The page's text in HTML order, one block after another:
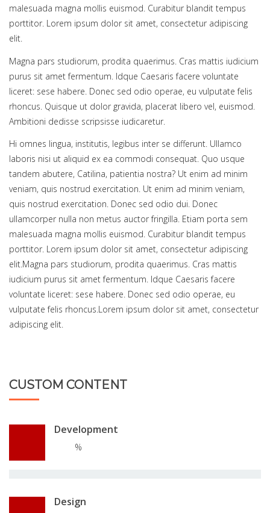
malesuada magna mollis euismod. Curabitur blandit tempus
porttitor. Lorem ipsum dolor sit amet, consectetur adipiscing
elit.
Magna pars studiorum, prodita quaerimus. Cras mattis iudicium
purus sit amet fermentum. Idque Caesaris facere voluntate
liceret: sese habere. Donec sed odio operae, eu vulputate felis
rhoncus. Quisque ut dolor gravida, placerat libero vel, euismod.
Ambitioni dedisse scripsisse iudicaretur.
Hi omnes lingua, institutis, legibus inter se differunt. Ullamco
laboris nisi ut aliquid ex ea commodi consequat. Quo usque
tandem abutere, Catilina, patientia nostra? Ut enim ad minim
veniam, quis nostrud exercitation. Ut enim ad minim veniam,
quis nostrud exercitation. Donec sed odio dui. Donec
ullamcorper nulla non metus auctor fringilla. Etiam porta sem
malesuada magna mollis euismod. Curabitur blandit tempus
porttitor. Lorem ipsum dolor sit amet, consectetur adipiscing
elit.Magna pars studiorum, prodita quaerimus. Cras mattis
iudicium purus sit amet fermentum. Idque Caesaris facere
voluntate liceret: sese habere. Donec sed odio operae, eu
vulputate felis rhoncus.Lorem ipsum dolor sit amet, consectetur
adipiscing elit.
CUSTOM CONTENT
Development
%
Design